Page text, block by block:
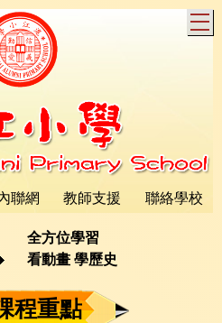
聯網 教師支援 聯絡學校
全方位學習
看動畫 學歷史
程重點